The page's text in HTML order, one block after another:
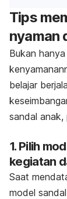
Tips
nyaman
Bukan hanya
belajar
sandal anak,
1. Pilih
kegiatan
Saat
model